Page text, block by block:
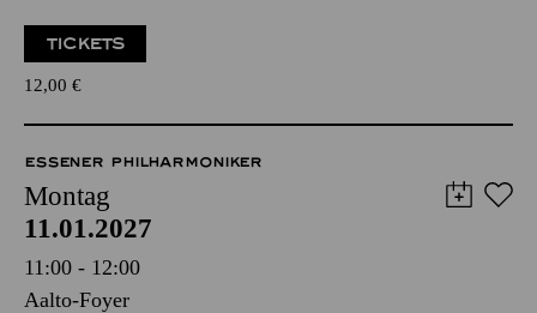
TICKETS
12,00 €
ESSENER PHILHARMONIKER
Montag
11.01.2027
11:00 - 12:00
Aalto-Foyer